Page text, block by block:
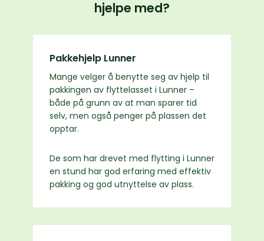
hjelpe med?
Pakkehjelp Lunner
Mange velger å benytte seg av hjelp til
pakkingen av flyttelasset i Lunner –
både på grunn av at man sparer tid
selv, men også penger på plassen det
opptar.
De som har drevet med flytting i Lunner
en stund har god erfaring med effektiv
pakking og god utnyttelse av plass.